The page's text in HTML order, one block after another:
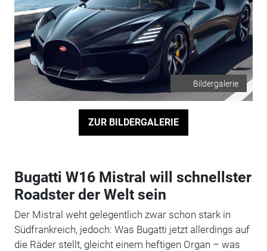
Bildergalerie
ZUR BILDERGALERIE
Bugatti W16 Mistral will schnellster
Roadster der Welt sein
Der Mistral weht gelegentlich zwar schon stark in
Südfrankreich, jedoch: Was Bugatti jetzt allerdings auf
die Räder stellt, gleicht einem heftigen Organ – was